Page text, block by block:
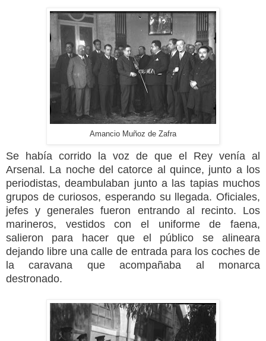
Amancio Muñoz de Zafra
Se había corrido la voz de que el Rey venía al
Arsenal. La noche del catorce al quince, junto a los
periodistas, deambulaban junto a las tapias muchos
grupos de curiosos, esperando su llegada. Oficiales,
jefes y generales fueron entrando al recinto. Los
marineros, vestidos con el uniforme de faena,
salieron para hacer que el público se alineara
dejando libre una calle de entrada para los coches de
la caravana que acompañaba al monarca
destronado.